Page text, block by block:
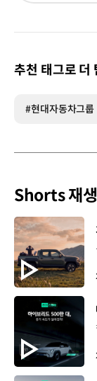
추천 태그로 더
#현대자동차그룹
Shorts 재